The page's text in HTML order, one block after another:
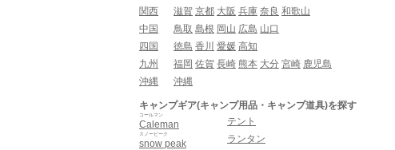
関西
滋賀 京都 大阪 兵庫 奈良 和歌山
中国
鳥取 島根 岡山 広島 山口
四国
徳島 香川 愛媛 高知
九州
福岡 佐賀 長崎 熊本 大分 宮崎 鹿児島
沖縄
沖縄
キャンプギア(キャンプ用品・キャンプ道具)を探す
Caleman
コールマン
snow peak
スノーピーク
テント
ランタン